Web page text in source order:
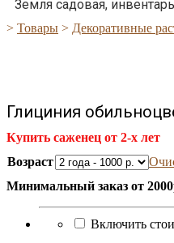
Земля садовая, инвентарь
> Товары > Декоративные
Глициния
Купить саженец от 2-х лет
Возраст
Минимальный заказ от
Включить